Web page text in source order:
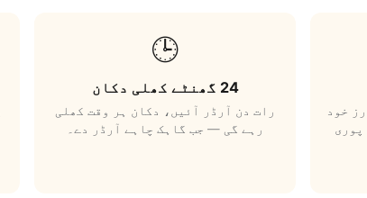
خود
🕒
24 گھنٹے کھلی دکان
رات دن آرڈر آئیں، دکان ہر وقت کھلی
رہے گی — جب گاہک چاہے آرڈر دے۔